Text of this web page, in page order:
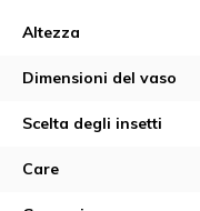
Altezza
Dimensioni del vaso
Scelta degli insetti
Care